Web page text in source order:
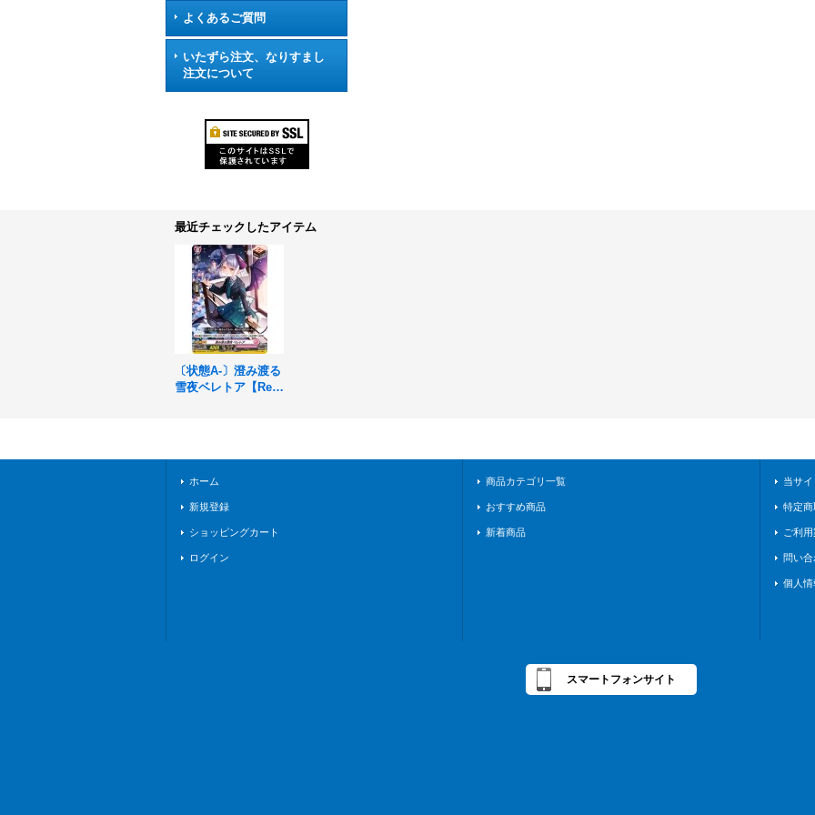
よくあるご質問
いたずら注文、なりすまし
注文について
最近チェックしたアイテム
〔状態A-〕澄み渡る
雪夜ベレトア【Re】
ホーム
新規登録
ショッピングカート
ログイン
商品カテゴリ一覧
おすすめ商品
新着商品
当サ
特定
ご利
問い合
個人
スマートフォンサイト